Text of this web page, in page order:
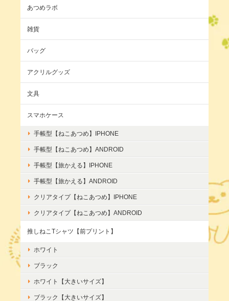
あつめラボ
雑貨
バッグ
アクリルグッズ
文具
スマホケース
手帳型【ねこあつめ】IPHONE
手帳型【ねこあつめ】ANDROID
手帳型【旅かえる】IPHONE
手帳型【旅かえる】ANDROID
クリアタイプ【ねこあつめ】IPHONE
クリアタイプ【ねこあつめ】ANDROID
推しねこTシャツ【前プリント】
ホワイト
ブラック
ホワイト【大きいサイズ】
ブラック【大きいサイズ】